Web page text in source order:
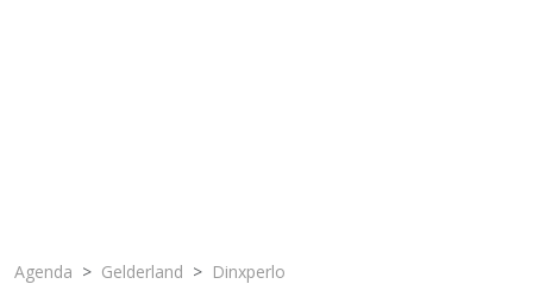
Agenda Gelderland Dinxperlo